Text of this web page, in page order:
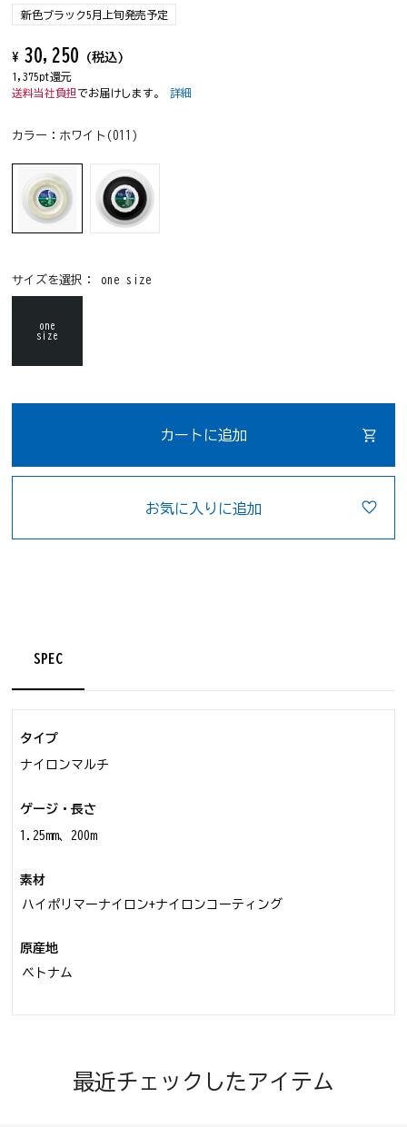
新色ブラック5月上旬発売予定
¥30,250 (税込)
1,375pt還元
送料当社負担 でお届けします。詳細
カラー： ホワイト(011)
サイズを選択：one size
one
size
カートに追加
お気に入りに追加
SPEC
タイプ
ナイロンマルチ
ゲージ・長さ
1.25mm、200m
素材
ハイポリマーナイロン+ナイロンコーティング
原産地
ベトナム
最近チェックしたアイテム